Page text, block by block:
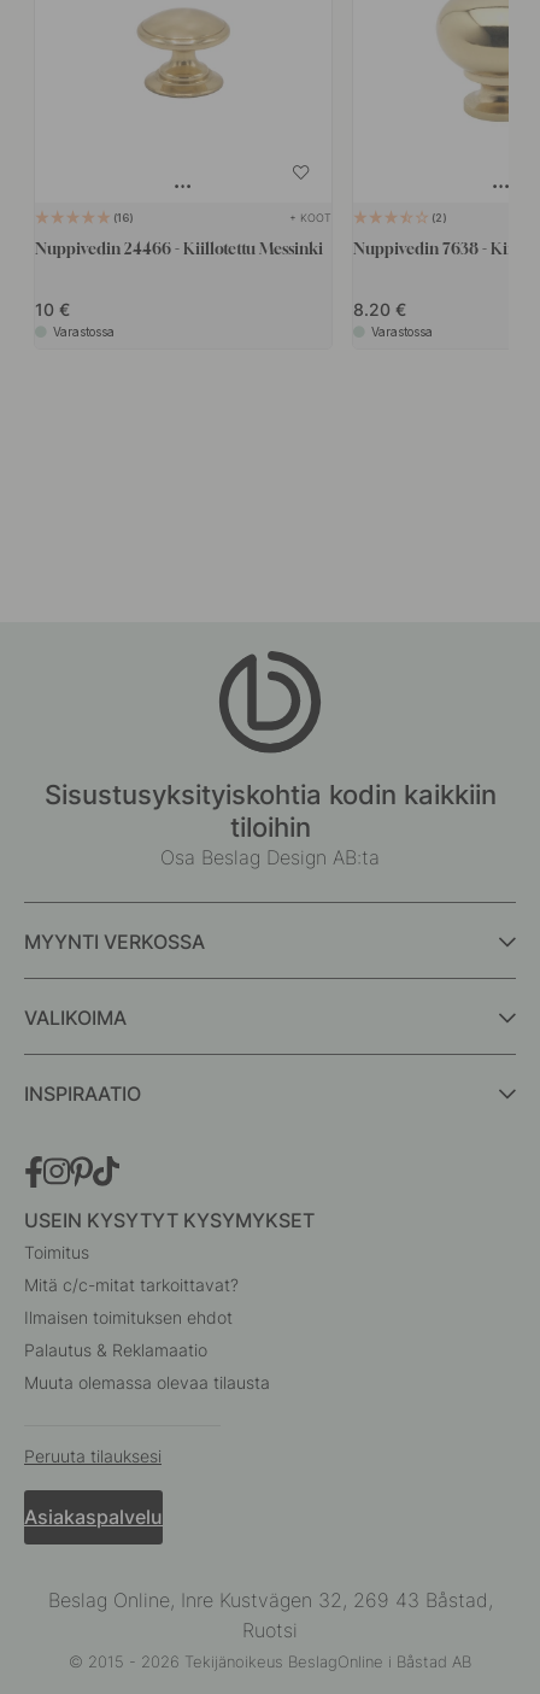
16 + KOOT
Nuppivedin 24466 - Kiillotettu Messinki
10
Varastossa
2
Nuppivedin 7638 -
8.20
Varastossa
Sisustusyksityiskohtia kodin kaikkiin
tiloihin
Osa Beslag Design AB:ta
MYYNTI VERKOSSA
VALIKOIMA
INSPIRAATIO
USEIN KYSYTYT KYSYMYKSET
Toimitus
Mitä c/c-mitat tarkoittavat?
Ilmaisen toimituksen ehdot
Palautus & Reklamaatio
Muuta olemassa olevaa tilausta
Peruuta tilauksesi
Asiakaspalvelu
Beslag Online, Inre Kustvägen 32, 269 43 Båstad,
Ruotsi
© 2015 - 2026 Tekijänoikeus BeslagOnline i Båstad AB